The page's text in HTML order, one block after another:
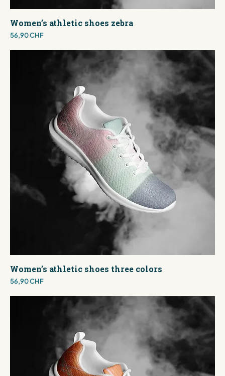
Women’s athletic shoes zebra
Preis
56,90 CHF
Women’s athletic shoes three colors
Preis
56,90 CHF